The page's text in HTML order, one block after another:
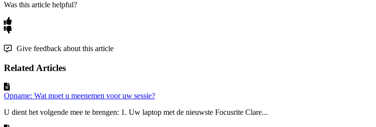
Was this article helpful?
Give feedback about this article
Related Articles
Opname: Wat moet u meenemen voor uw sessie?
U dient het volgende mee te brengen: 1. Uw laptop met de nieuwste Focusrite Clare...